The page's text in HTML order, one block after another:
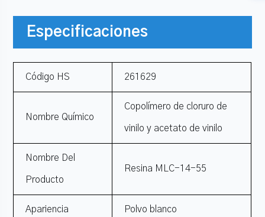
Especificaciones
Código HS 261629
Nombre Químico
Copolímero de cloruro de
vinilo y acetato de vinilo
Nombre Del
Producto
Resina MLC-14-55
Apariencia Polvo blanco